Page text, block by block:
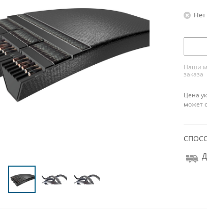
Наши
заказа
Цена
может